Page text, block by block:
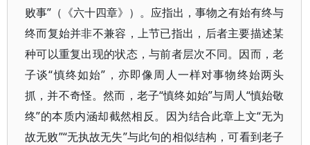
败事”（《六十四章》）。应指出，事物之有始有终与
终而复始并非不兼容，上节已指出，后者主要描述某
种可以重复出现的状态，与前者层次不同。因而，老
子谈“慎终如始”，亦即像周人一样对事物终始两头
抓，并不奇怪。然而，老子“慎终如始”与周人“慎始敬
终”的本质内涵却截然相反。因为结合此章上文“无为
故无败”“无执故无失”与此句的相似结构，可看到老子